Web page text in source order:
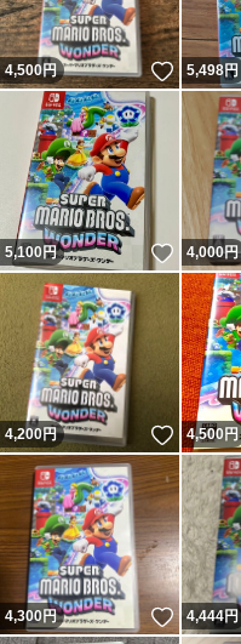
4,500円 いいね
5,498円
5,100円 いいね
4,000円
4,200円 いいね
4,500円
4,300円 いいね
4,444円